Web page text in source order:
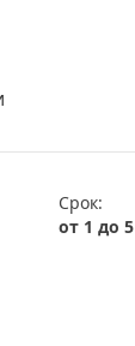
Срок:
от 1 до